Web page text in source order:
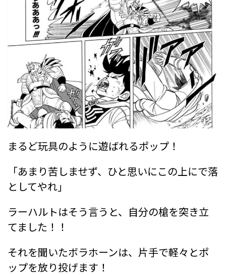
まるど玩具のように遊ばれるポップ！
「あまり苦しませず、ひと思いにこの上にで落
としてやれ」
ラーハルトはそう言うと、自分の槍を突き立
てました！！
それを聞いたボラホーンは、片手で軽々とポ
ップを放り投げます！